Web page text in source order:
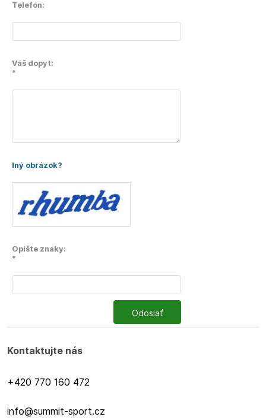
Telefón:
Váš dopyt:
*
Iný obrázok?
Opište znaky:
*
Odoslať
Kontaktujte nás
+420 770 160 472
info@summit-sport.cz